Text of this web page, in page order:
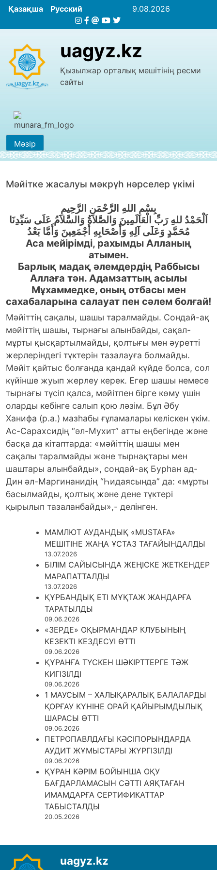
Қазақша Русский 9.08.2026
uagyz.kz
Қызылжар орталық мешітінің ресми
сайты
Мәзір
Мәйiтке жасалуы мәкрүһ нәрселер үкімі
بِسْمِ اللهِ الرَّحْمَنِ الرَّحِيمِ
اَلْحَمْدُ للهِ رَبِّ الْعَالَمِينَ وَالصَّلاَةُ وَالسَّلاَمُ عَلَى سَيِّدِنَا
مُحَمَّدٍ وَعَلَى آلِهِ وَأَصْحَابِهِ أَجْمَعِينَ وَأَمَّا بَعْدُ
Аса мейірімді, рахымды Алланың
атымен.
Барлық мадақ әлемдердің Раббысы
Аллаға тән. Адамзаттың асылы
Мұхаммедке, оның отбасы мен
сахабаларына салауат пен сәлем болғай!
Мәйіттің сақалы, шашы таралмайды. Сондай-ақ
мәйiттiң шашы, тырнағы алынбайды, сақал-
мұрты қысқартылмайды, қолтығы мен әуретті
жерлеріндегі түктерiн тазалауға болмайды.
Мәйiт қайтыс болғанда қандай күйде болса, сол
күйiнше жуып жерлеу керек. Егер шашы немесе
тырнағы түсiп қалса, мәйітпен бiрге көму үшін
оларды кебінге салып қою ләзім. Бұл Әбу
Ханифа (р.а.) мазһабы ғұламалары келіскен үкім.
Ас-Сарахсидің “әл-Мухит” атты еңбегінде және
басқа да кітаптарда: «мәйіттің шашы мен
сақалы таралмайды және тырнақтары мен
шаштары алынбайды», сондай-ақ Бурһан ад-
Дин әл-Маргинанидің “Һидаясында” да: «мұрты
басылмайды, қолтық және дене түктері
қырылып тазаланбайды»,- делінген.
МАМЛЮТ АУДАНДЫҚ «MUSTAFA»
МЕШІТІНЕ ЖАҢА ҰСТАЗ ТАҒАЙЫНДАЛДЫ
13.07.2026
БІЛІМ САЙЫСЫНДА ЖЕҢІСКЕ ЖЕТКЕНДЕР
МАРАПАТТАЛДЫ
13.07.2026
ҚҰРБАНДЫҚ ЕТІ МҰҚТАЖ ЖАНДАРҒА
ТАРАТЫЛДЫ
09.06.2026
«ЗЕРДЕ» ОҚЫРМАНДАР КЛУБЫНЫҢ
КЕЗЕКТІ КЕЗДЕСУІ ӨТТІ
09.06.2026
ҚҰРАНҒА ТҮСКЕН ШӘКІРТТЕРГЕ ТӘЖ
КИГІЗІЛДІ
09.06.2026
1 МАУСЫМ – ХАЛЫҚАРАЛЫҚ БАЛАЛАРДЫ
ҚОРҒАУ КҮНІНЕ ОРАЙ ҚАЙЫРЫМДЫЛЫҚ
ШАРАСЫ ӨТТІ
09.06.2026
ПЕТРОПАВЛДАҒЫ КӘСІПОРЫНДАРДА
АУДИТ ЖҰМЫСТАРЫ ЖҮРГІЗІЛДІ
09.06.2026
ҚҰРАН КӘРІМ БОЙЫНША ОҚУ
БАҒДАРЛАМАСЫН СӘТТІ АЯҚТАҒАН
ИМАМДАРҒА СЕРТИФИКАТТАР
ТАБЫСТАЛДЫ
20.05.2026
uagyz.kz